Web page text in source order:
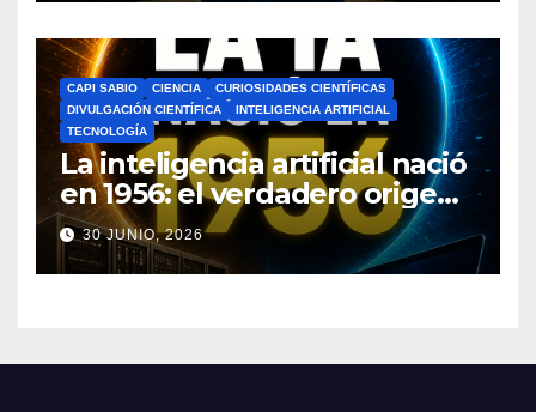
CAPI SABIO CIENCIA
CURIOSIDADES CIENTÍFICAS
DIVULGACIÓN CIENTÍFICA
INTELIGENCIA ARTIFICIAL
TECNOLOGÍA
La inteligencia artificial nació
en 1956: el verdadero origen
de la IA que cambió el
mundo
30 JUNIO, 2026